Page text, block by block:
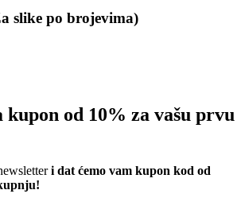
slike po brojevima)
kupon od 10% za vašu prvu
i dat ćemo vam kupon kod od